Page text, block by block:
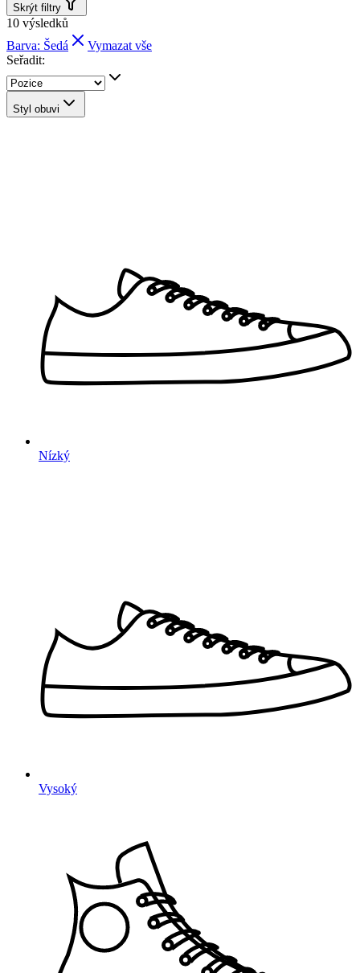
Skrýt filtry
10 výsledků
Barva: Šedá
Vymazat vše
Seřadit:
Styl obuvi
Nízký
Vysoký